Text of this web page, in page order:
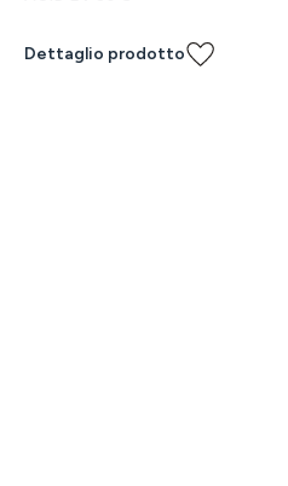
Dettaglio prodotto